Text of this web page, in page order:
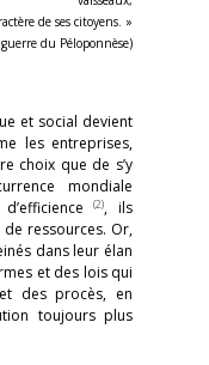
de ses citoyens. »
du Péloponnèse)
et social devient
les entreprises,
choix que de s’y
mondiale
(2), ils
ressources. Or,
dans leur élan
et des lois qui
des procès, en
toujours plus